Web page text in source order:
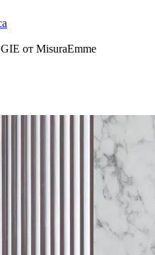
от MisuraEmme